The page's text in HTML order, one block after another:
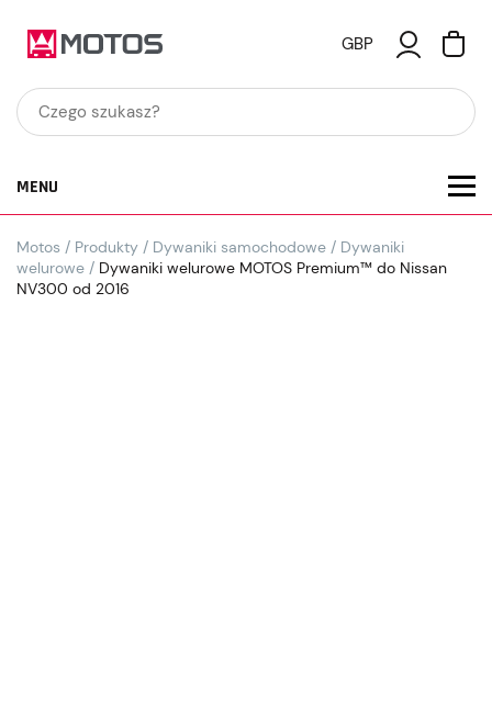
GBP
MENU
Motos / Produkty / Dywaniki samochodowe / Dywaniki
welurowe / Dywaniki welurowe MOTOS Premium™ do Nissan
NV300 od 2016